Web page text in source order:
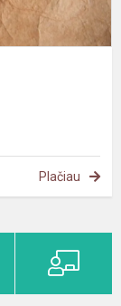
Plačiau